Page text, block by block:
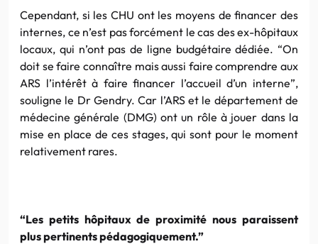
Cependant, si les CHU ont les moyens de financer des
internes, ce n’est pas forcément le cas des ex-hôpitaux
locaux, qui n’ont pas de ligne budgétaire dédiée. “On
doit se faire connaître mais aussi faire comprendre aux
ARS l’intérêt à faire financer l’accueil d’un interne”,
souligne le Dr Gendry. Car l’ARS et le département de
médecine générale (DMG) ont un rôle à jouer dans la
mise en place de ces stages, qui sont pour le moment
relativement rares.
“Les petits hôpitaux de proximité nous paraissent
plus pertinents pédagogiquement.”